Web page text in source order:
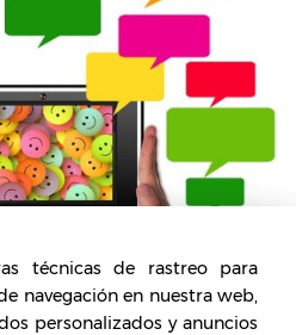
técnicas de rastreo para
navegación en nuestra web,
personalizados y anuncios